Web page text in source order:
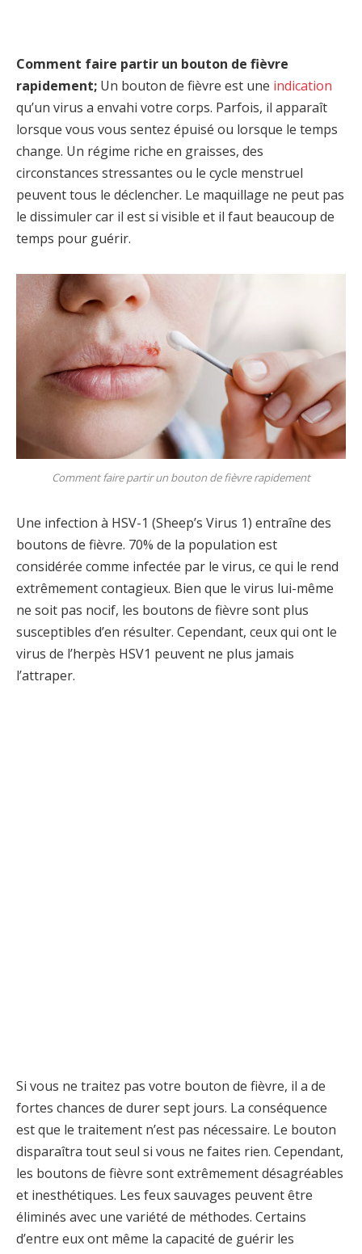
Comment faire partir un bouton de fièvre
rapidement; Un bouton de fièvre est une indication
qu’un virus a envahi votre corps. Parfois, il apparaît
lorsque vous vous sentez épuisé ou lorsque le temps
change. Un régime riche en graisses, des
circonstances stressantes ou le cycle menstruel
peuvent tous le déclencher. Le maquillage ne peut pas
le dissimuler car il est si visible et il faut beaucoup de
temps pour guérir.
Comment faire partir un bouton de fièvre rapidement
Une infection à HSV-1 (Sheep’s Virus 1) entraîne des
boutons de fièvre. 70% de la population est
considérée comme infectée par le virus, ce qui le rend
extrêmement contagieux. Bien que le virus lui-même
ne soit pas nocif, les boutons de fièvre sont plus
susceptibles d’en résulter. Cependant, ceux qui ont le
virus de l’herpès HSV1 peuvent ne plus jamais
l’attraper.
Si vous ne traitez pas votre bouton de fièvre, il a de
fortes chances de durer sept jours. La conséquence
est que le traitement n’est pas nécessaire. Le bouton
disparaîtra tout seul si vous ne faites rien. Cependant,
les boutons de fièvre sont extrêmement désagréables
et inesthétiques. Les feux sauvages peuvent être
éliminés avec une variété de méthodes. Certains
d’entre eux ont même la capacité de guérir les